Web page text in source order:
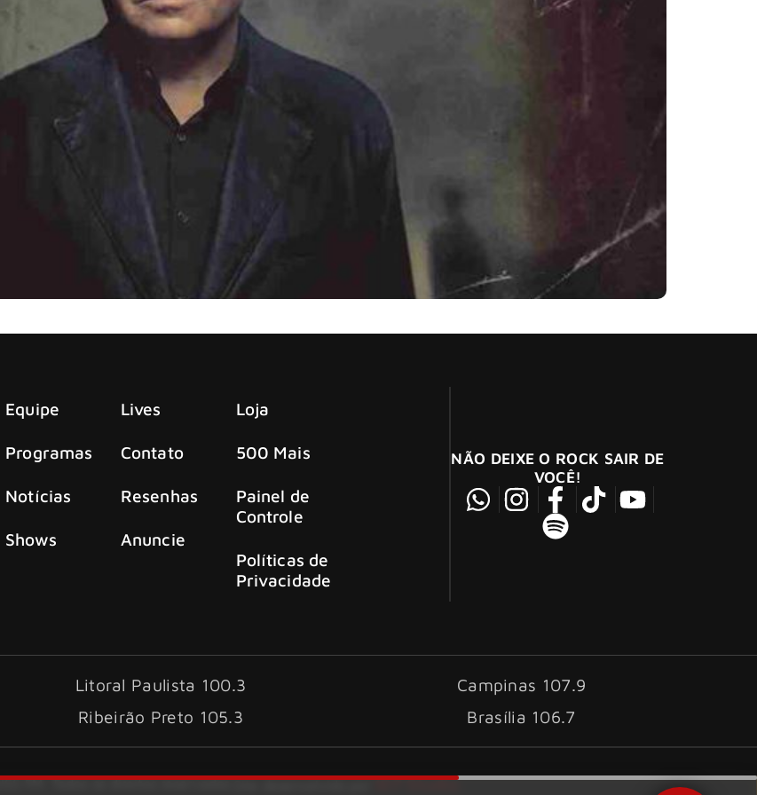
Equipe
Programas
Notícias
Shows
Lives
Contato
Resenhas
Anuncie
Loja
500 Mais
Painel de
Controle
Políticas de
Privacidade
NÃO DEIXE O ROCK SAIR DE
VOCÊ!
Litoral Paulista 100.3
Campinas 107.9
Ribeirão Preto 105.3 Brasília 106.7
FM. Todos os direitos reservados.Site desenvolvido porID7 Studio